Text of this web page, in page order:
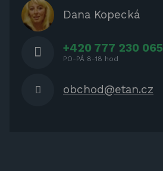
OCHRANNÉ KRYTY NA ZAHRADNÍ
NÁBYTEK
Dana Kopecká
+420 777 230 065
PO-PÁ 8-18 hod
obchod@etan.cz